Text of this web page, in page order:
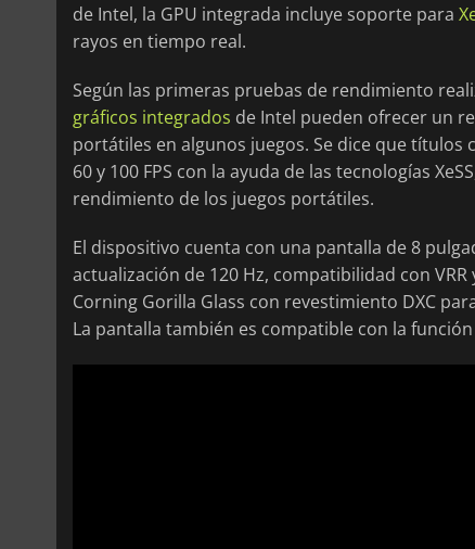
de Intel, la GPU integrada incluye soporte para
rayos en tiempo real.
Según las primeras pruebas de rendimiento
gráficos integrados de Intel pueden ofrecer un
portátiles en algunos juegos. Se dice que títulos
60 y 100 FPS con la ayuda de las tecnologías
rendimiento de los juegos portátiles.
El dispositivo cuenta con una pantalla de 8
actualización de 120 Hz, compatibilidad con
Corning Gorilla Glass con revestimiento DXC
La pantalla también es compatible con la